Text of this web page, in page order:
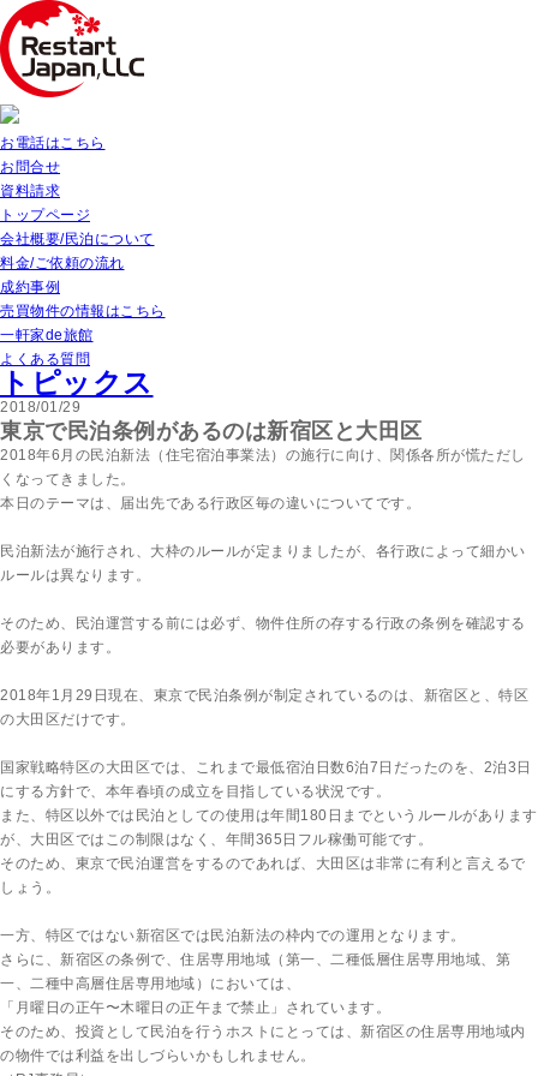
お電話はこちら
お問合せ
資料請求
トップページ
会社概要/民泊について
料金/ご依頼の流れ
成約事例
売買物件の情報はこちら
一軒家de旅館
よくある質問
トピックス
2018/01/29
東京で民泊条例があるのは新宿区と大田区
2018年6月の民泊新法（住宅宿泊事業法）の施行に向け、関係各所が慌ただし
くなってきました。
本日のテーマは、届出先である行政区毎の違いについてです。
民泊新法が施行され、大枠のルールが定まりましたが、各行政によって細かい
ルールは異なります。
そのため、民泊運営する前には必ず、物件住所の存する行政の条例を確認する
必要があります。
2018年1月29日現在、東京で民泊条例が制定されているのは、新宿区と、特区
の大田区だけです。
国家戦略特区の大田区では、これまで最低宿泊日数6泊7日だったのを、2泊3日
にする方針で、本年春頃の成立を目指している状況です。
また、特区以外では民泊としての使用は年間180日までというルールがあります
が、大田区ではこの制限はなく、年間365日フル稼働可能です。
そのため、東京で民泊運営をするのであれば、大田区は非常に有利と言えるで
しょう。
一方、特区ではない新宿区では民泊新法の枠内での運用となります。
さらに、新宿区の条例で、住居専用地域（第一、二種低層住居専用地域、第
一、二種中高層住居専用地域）においては、
「月曜日の正午〜木曜日の正午まで禁止」されています。
そのため、投資として民泊を行うホストにとっては、新宿区の住居専用地域内
の物件では利益を出しづらいかもしれません。